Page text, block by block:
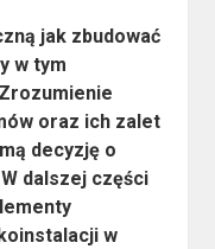
jak zbudować
w tym
oraz ich zalet
decyzję o
dalszej części
w